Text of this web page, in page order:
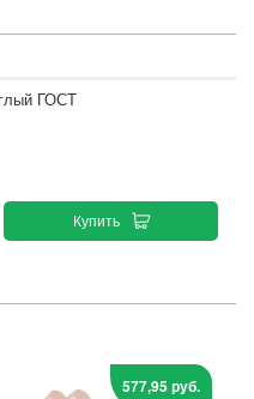
ГОСТ
Купить
577,95 руб.